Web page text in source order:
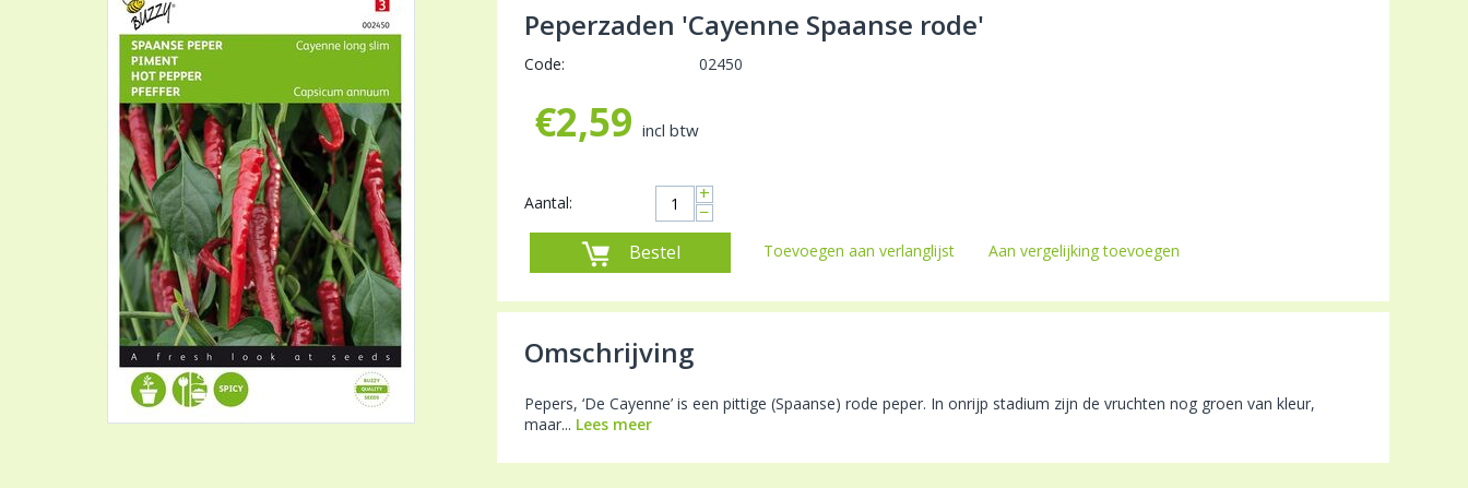
Peperzaden 'Cayenne Spaanse rode'
Code: 02450
€2,59 incl btw
Aantal: +
−
Bestel
Toevoegen aan verlanglijst Aan vergelijking toevoegen
Omschrijving
Pepers, ‘De Cayenne’ is een pittige (Spaanse) rode peper. In onrijp stadium zijn de vruchten nog groen van kleur,
maar... Lees meer